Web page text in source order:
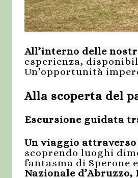
All’interno delle
esperienza,
Un’opportunità
Alla scoperta del
Escursione guidata
Un viaggio
scoprendo luoghi
fantasma di Sperone
Nazionale d’Abruzzo,